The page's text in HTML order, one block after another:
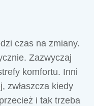
czas na zmiany.
Zazwyczaj
komfortu. Inni
zwłaszcza kiedy
i tak trzeba